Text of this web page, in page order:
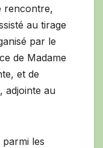
rencontre,
au tirage
par le
de Madame
et de
adjointe au
les